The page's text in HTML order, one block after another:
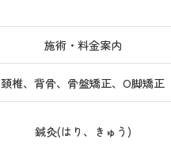
施術・料金案内
頚椎、背骨、骨盤矯正、O脚矯正
鍼灸(はり、きゅう)